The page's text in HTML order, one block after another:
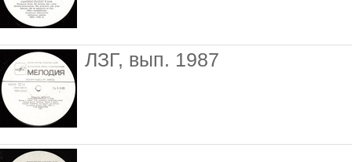
ЛЗГ, вып. 1987